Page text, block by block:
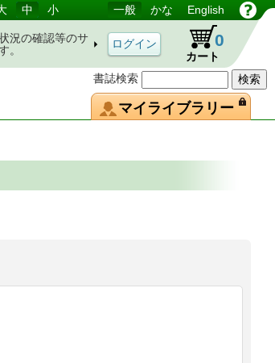
書誌検索
中 小 一般 かな English
況の確認等のサ
。
カート
0
マイライブラリー